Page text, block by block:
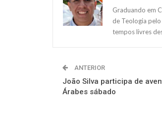
Graduando em
de Teologia
tempos livres
ANTERIOR
João Silva participa de
Árabes sábado